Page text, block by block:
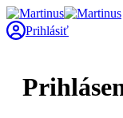
Prihlásiť